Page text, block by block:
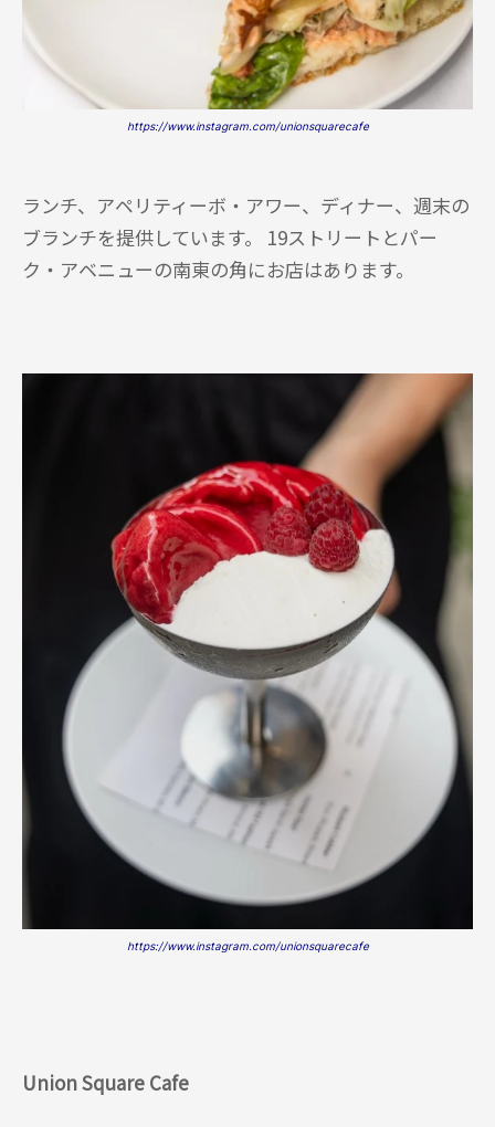
https://www.instagram.com/unionsquarecafe
ランチ、アペリティーボ・アワー、ディナー、週末の
ブランチを提供しています。 19ストリートとパー
ク・アベニューの南東の角にお店はあります。
https://www.instagram.com/unionsquarecafe
Union Square Cafe